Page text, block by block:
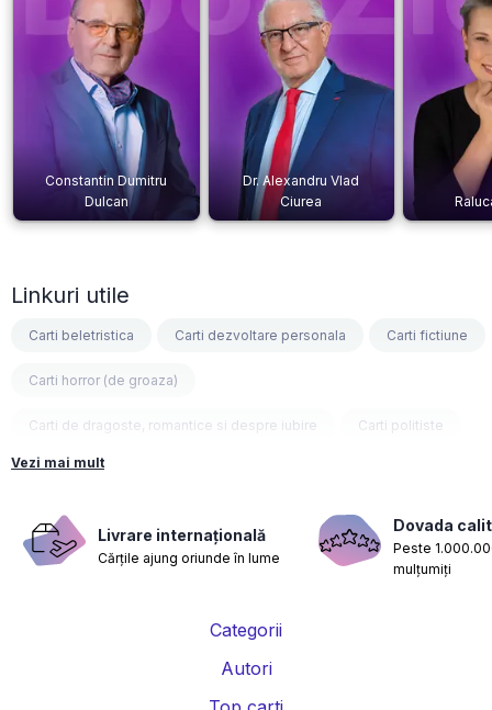
Constantin Dumitru
Dulcan
Dr. Alexandru Vlad
Ciurea
Linkuri utile
Carti beletristica Carti dezvoltare personala Carti fictiune
Carti horror (de groaza)
Carti de dragoste, romantice si despre iubire Carti politiste
Carti fantasy
Carti nutritie, sanatate si de slabit Carti diete
Carti despre sarcina si nastere Carti educatie financiara
Vezi mai mult
Livrare internațională
Cărțile ajung oriunde în lume
Dovada
Peste
mulțumiți
Categorii
Autori